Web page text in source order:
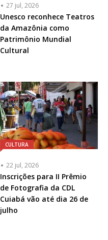
27 jul, 2026
Unesco reconhece Teatros
da Amazônia como
Patrimônio Mundial
Cultural
CULTURA
22 jul, 2026
Inscrições para II Prêmio
de Fotografia da CDL
Cuiabá vão até dia 26 de
julho